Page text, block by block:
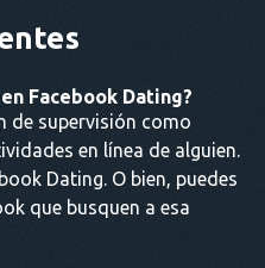
Facebook Dating?
de supervisión como
en línea de alguien.
Dating. O bien, puedes
que busquen a esa